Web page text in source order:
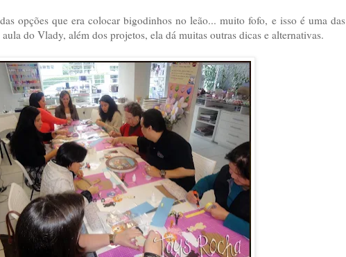
opções que era colocar bigodinhos no leão... muito fofo, e isso é uma das
do Vlady, além dos projetos, ela dá muitas outras dicas e alternativas.